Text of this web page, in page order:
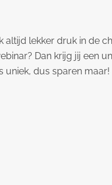
altijd lekker druk in de
Dan krijg jij een
uniek, dus sparen maar!